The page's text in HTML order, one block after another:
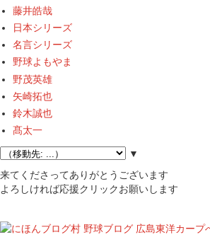
藤井皓哉
日本シリーズ
名言シリーズ
野球よもやま
野茂英雄
矢崎拓也
鈴木誠也
髙太一
▼
来てくださってありがとうございます
よろしければ応援クリックお願いします